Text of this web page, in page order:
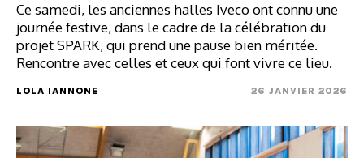
Ce samedi, les anciennes halles Iveco ont connu une
journée festive, dans le cadre de la célébration du
projet SPARK, qui prend une pause bien méritée.
Rencontre avec celles et ceux qui font vivre ce lieu.
LOLA IANNONE 26 JANVIER 2026